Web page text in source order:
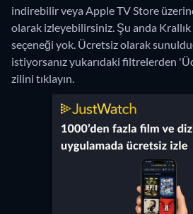
indirebilir veya Apple TV Store
olarak izleyebilirsiniz. Şu anda
seçeneği yok. Ücretsiz olarak
istiyorsanız yukarıdaki filtrelerden
zilini tıklayın.